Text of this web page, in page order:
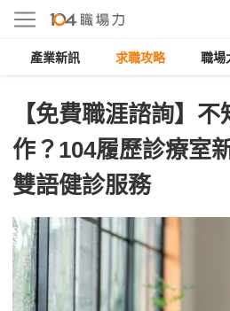
產業新訊 求職攻略 職場
【免費職涯諮詢】
作？104履歷診療室
雙語健診服務